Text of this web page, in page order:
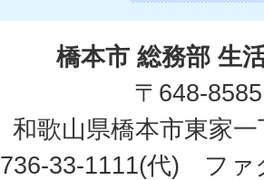
橋本市 総務部 生
〒648-8585
和歌山県橋本市東家
33-1111(代) ファ